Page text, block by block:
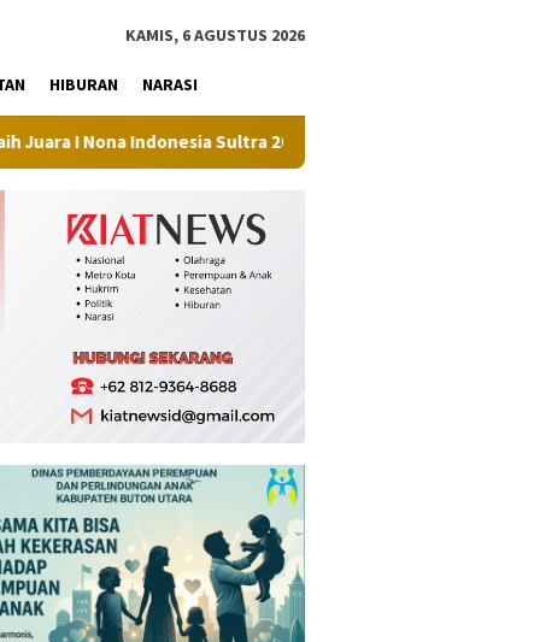
KAMIS, 6 AGUSTUS 2026
HIBURAN NARASI
Sultra 2026, Maliqa Aurora Janiqa Siap Melenggang ke